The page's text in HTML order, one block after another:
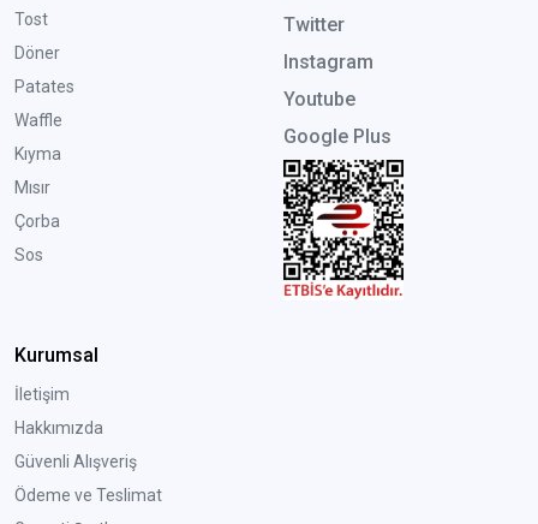
Tost
Döner
Patates
Waffle
Kıyma
Mısır
Çorba
Sos
Twitter
Instagram
Youtube
Google Plus
Kurumsal
İletişim
Hakkımızda
Güvenli Alışveriş
Ödeme ve Teslimat